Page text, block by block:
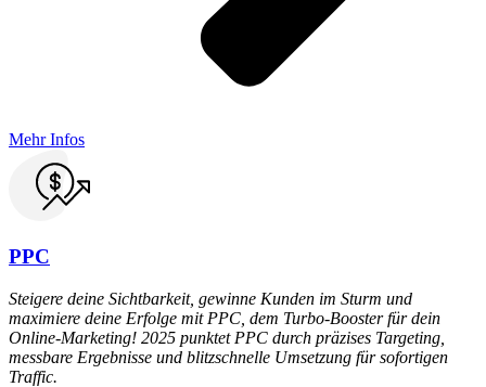
Mehr Infos
PPC
Steigere deine Sichtbarkeit, gewinne Kunden im Sturm und
maximiere deine Erfolge mit PPC, dem Turbo-Booster für dein
Online-Marketing! 2025 punktet PPC durch präzises Targeting,
messbare Ergebnisse und blitzschnelle Umsetzung für sofortigen
Traffic.